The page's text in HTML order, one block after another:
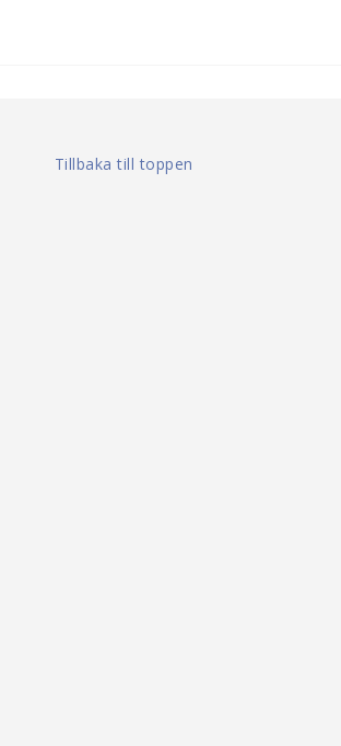
Tillbaka till toppen